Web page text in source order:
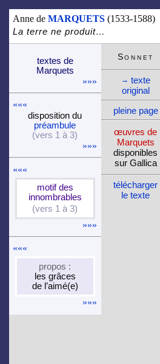
Anne deMARQUETS (1533-1588)
La terre ne produit…
textes de
Marquets
»»»
«««
dispo­si­tion du
pré­am­bule
(vers 1 à 3)
»»»
«««
motif des
innom­brables
(vers 1 à 3)
»»»
«««
propos :
les grâces
de l’aimé(e)
»»»
Son­net
→ texte
ori­ginal
pleine page
œuvres de
Marquets
dispo­nibles
sur Gallica
télé­charger
le texte